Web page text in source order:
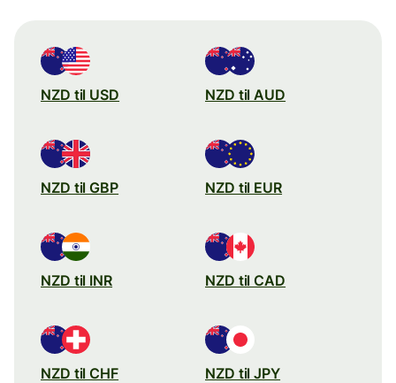
NZD til USD NZD til AUD
NZD til GBP NZD til EUR
NZD til INR NZD til CAD
NZD til CHF NZD til JPY